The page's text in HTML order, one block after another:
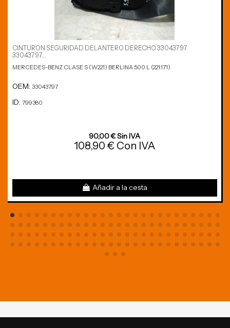
CINTURON SEGURIDAD DELANTERO DERECHO 33043797
33043797...
MERCEDES-BENZ CLASE S (W221) BERLINA 500 L (221.171)
OEM: 33043797
ID: 799380
90,00 € Sin IVA
108,90 € Con IVA
Añadir a la cesta